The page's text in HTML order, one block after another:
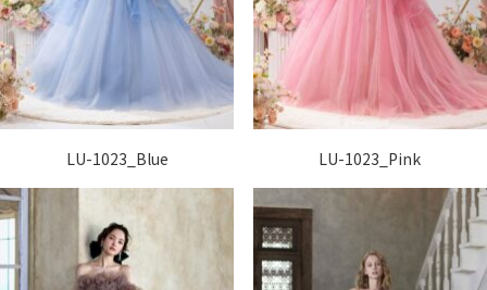
LU-1023_Blue LU-1023_Pink